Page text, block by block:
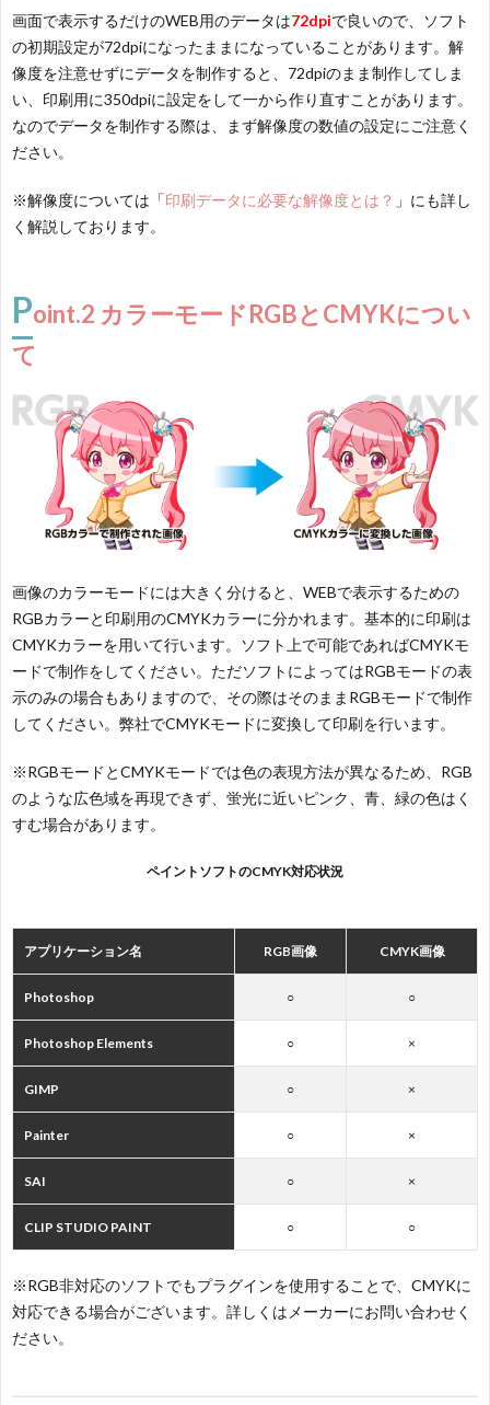
画面で表示するだけのWEB用のデータは72dpiで良いので、ソフト
の初期設定が72dpiになったままになっていることがあります。解
像度を注意せずにデータを制作すると、72dpiのまま制作してしま
い、印刷用に350dpiに設定をして一から作り直すことがあります。
なのでデータを制作する際は、まず解像度の数値の設定にご注意く
ださい。
※解像度については「印刷データに必要な解像度とは？ 」にも詳し
く解説しております。
Point.2 カラーモードRGBとCMYKについ
て
画像のカラーモードには大きく分けると、WEBで表示するための
RGBカラーと印刷用のCMYKカラーに分かれます。基本的に印刷は
CMYKカラーを用いて行います。ソフト上で可能であればCMYKモ
ードで制作をしてください。ただソフトによってはRGBモードの表
示のみの場合もありますので、その際はそのままRGBモードで制作
してください。弊社でCMYKモードに変換して印刷を行います。
※RGBモードとCMYKモードでは色の表現方法が異なるため、RGB
のような広色域を再現できず、蛍光に近いピンク、青、緑の色はく
すむ場合があります。
ペイントソフトのCMYK対応状況
アプリケーション名 RGB画像 CMYK画像
Photoshop ○ ○
Photoshop Elements ○ ×
GIMP ○ ×
Painter ○ ×
SAI ○ ×
CLIP STUDIO PAINT ○ ○
※RGB非対応のソフトでもプラグインを使用することで、CMYKに
対応できる場合がございます。詳しくはメーカーにお問い合わせく
ださい。